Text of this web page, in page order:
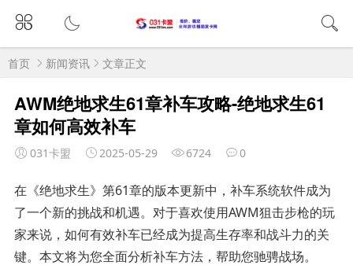
首页 新闻资讯 文章正文
AWM绝地求生61章补车攻略-绝地求生61
章如何高效补车
031卡盟 2025-05-29 6724 0
在《绝地求生》第61章的版本更新中，补车系统软件成为
了一个新的挑战和机遇。对于喜欢使用AWM狙击步枪的玩
家来说，如何有效补车已经成为提高生存率和战斗力的关
键。本文将为您全面分析补车方法，帮助您驰骋战场。